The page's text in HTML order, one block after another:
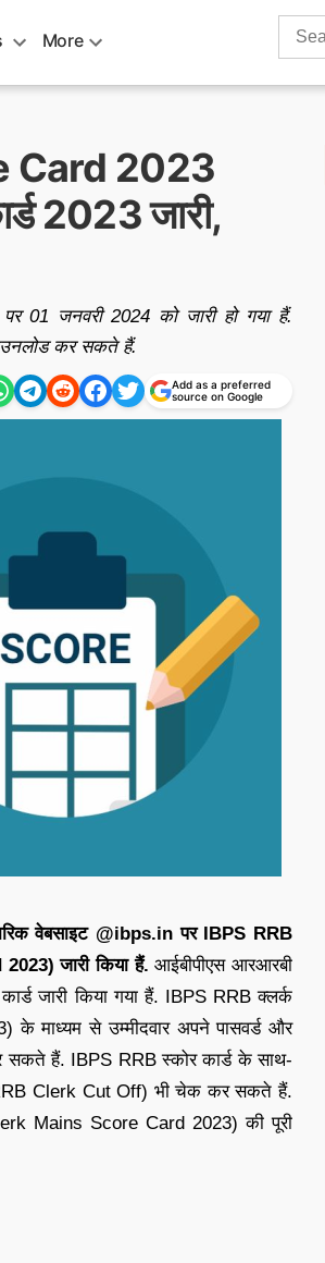
More
Search
Card 2023
2023 जारी,
01 जनवरी 2024 को जारी हो गया हैं.
कर सकते हैं.
Add as a preferred
source on Google
वेबसाइट @ibps.in पर IBPS RRB
जारी किया हैं. आईबीपीएस आरआरबी
जारी किया गया हैं. IBPS RRB क्लर्क
माध्यम से उम्मीदवार अपने पासवर्ड और
हैं. IBPS RRB स्कोर कार्ड के साथ-
Clerk Cut Off) भी चेक कर सकते हैं.
Mains Score Card 2023) की पूरी